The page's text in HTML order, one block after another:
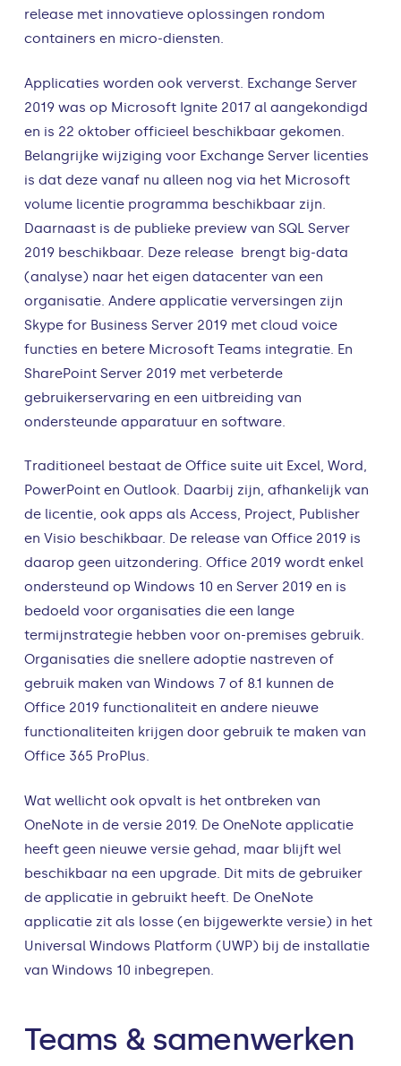
release met innovatieve oplossingen rondom
containers en micro-diensten.
Applicaties worden ook ververst. Exchange Server
2019 was op Microsoft Ignite 2017 al aangekondigd
en is 22 oktober officieel beschikbaar gekomen.
Belangrijke wijziging voor Exchange Server licenties
is dat deze vanaf nu alleen nog via het Microsoft
volume licentie programma beschikbaar zijn.
Daarnaast is de publieke preview van SQL Server
2019 beschikbaar. Deze release brengt big-data
(analyse) naar het eigen datacenter van een
organisatie. Andere applicatie verversingen zijn
Skype for Business Server 2019 met cloud voice
functies en betere Microsoft Teams integratie. En
SharePoint Server 2019 met verbeterde
gebruikerservaring en een uitbreiding van
ondersteunde apparatuur en software.
Traditioneel bestaat de Office suite uit Excel, Word,
PowerPoint en Outlook. Daarbij zijn, afhankelijk van
de licentie, ook apps als Access, Project, Publisher
en Visio beschikbaar. De release van Office 2019 is
daarop geen uitzondering. Office 2019 wordt enkel
ondersteund op Windows 10 en Server 2019 en is
bedoeld voor organisaties die een lange
termijnstrategie hebben voor on-premises gebruik.
Organisaties die snellere adoptie nastreven of
gebruik maken van Windows 7 of 8.1 kunnen de
Office 2019 functionaliteit en andere nieuwe
functionaliteiten krijgen door gebruik te maken van
Office 365 ProPlus.
Wat wellicht ook opvalt is het ontbreken van
OneNote in de versie 2019. De OneNote applicatie
heeft geen nieuwe versie gehad, maar blijft wel
beschikbaar na een upgrade. Dit mits de gebruiker
de applicatie in gebruikt heeft. De OneNote
applicatie zit als losse (en bijgewerkte versie) in het
Universal Windows Platform (UWP) bij de installatie
van Windows 10 inbegrepen.
Teams & samenwerken